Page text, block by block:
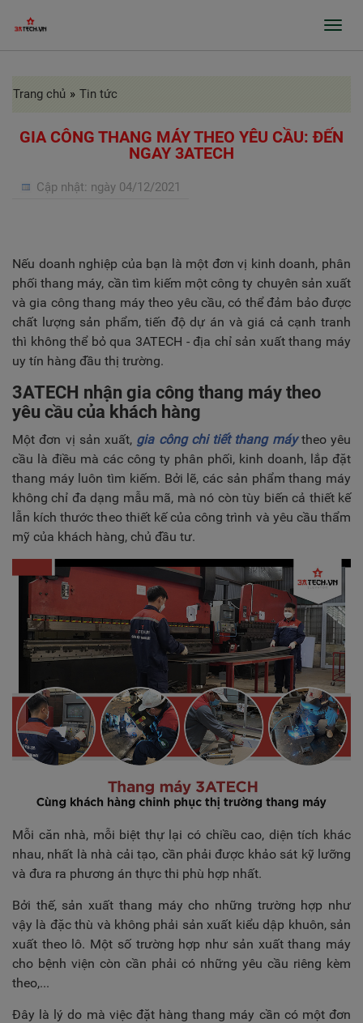
GIỚI THIỆU
SẢN PHẨM
PROFILE
GIA CÔNG THEO ĐƠN ĐẶT HÀNG
TIN TỨC
TUYỂN DỤNG
LIÊN HỆ
Trang chủ » Tin tức
GIA CÔNG THANG MÁY THEO YÊU CẦU: ĐẾN
NGAY 3ATECH
Cập nhật: ngày 04/12/2021
Nếu doanh nghiệp của bạn là một đơn vị kinh doanh, phân
phối thang máy, cần tìm kiếm một công ty chuyên sản xuất
và gia công thang máy theo yêu cầu, có thể đảm bảo được
chất lượng sản phẩm, tiến độ dự án và giá cả cạnh tranh
thì không thể bỏ qua 3ATECH - địa chỉ sản xuất thang máy
uy tín hàng đầu thị trường.
3ATECH nhận gia công thang máy theo
yêu cầu của khách hàng
Một đơn vị sản xuất, gia công chi tiết thang máy theo yêu
cầu là điều mà các công ty phân phối, kinh doanh, lắp đặt
thang máy luôn tìm kiếm. Bởi lẽ, các sản phẩm thang máy
không chỉ đa dạng mẫu mã, mà nó còn tùy biến cả thiết kế
lẫn kích thước theo thiết kế của công trình và yêu cầu thẩm
mỹ của khách hàng, chủ đầu tư.
Mỗi căn nhà, mỗi biệt thự lại có chiều cao, diện tích khác
nhau, nhất là nhà cải tạo, cần phải được khảo sát kỹ lưỡng
và đưa ra phương án thực thi phù hợp nhất.
Bởi thế, sản xuất thang máy cho những trường hợp như
vậy là đặc thù và không phải sản xuất kiểu dập khuôn, sản
xuất theo lô. Một số trường hợp như sản xuất thang máy
cho bệnh viện còn cần phải có những yêu cầu riêng kèm
theo,...
Đây là lý do mà việc đặt hàng thang máy cần có một đơn